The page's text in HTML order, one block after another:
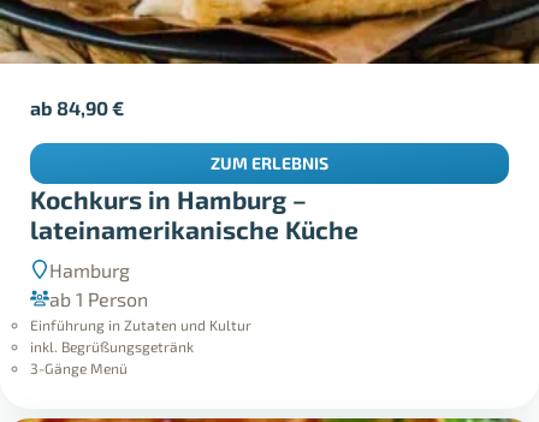
Kochkurs in Hamburg –
lateinamerikanische Küche
Hamburg
ab 1 Person
Einführung in Zutaten und Kultur
inkl. Begrüßungsgetränk
3-Gänge Menü
ab84,90€
ZUM ERLEBNIS